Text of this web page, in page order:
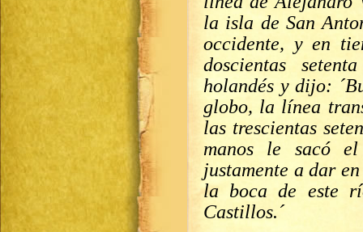
la isla de San
occidente, y en
doscientas
holandés y dijo:
globo, la línea
las trescientas
manos le sacó
justamente a dar
la boca de este
Castillos.´